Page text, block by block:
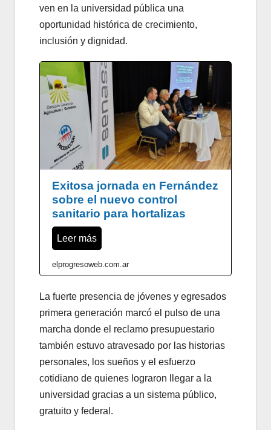
ven en la universidad pública una
oportunidad histórica de crecimiento,
inclusión y dignidad.
Exitosa jornada en Fernández
sobre el nuevo control
sanitario para hortalizas
Leer más
elprogresoweb.com.ar
La fuerte presencia de jóvenes y egresados
primera generación marcó el pulso de una
marcha donde el reclamo presupuestario
también estuvo atravesado por las historias
personales, los sueños y el esfuerzo
cotidiano de quienes lograron llegar a la
universidad gracias a un sistema público,
gratuito y federal.